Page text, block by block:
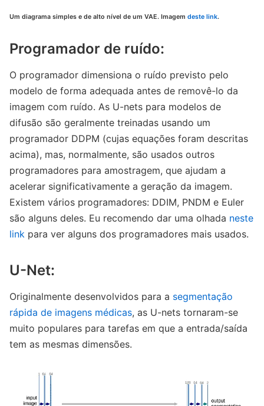
Um diagrama simples e de alto nível de um VAE. Imagem deste link.
Programador de ruído:
O programador dimensiona o ruído previsto pelo
modelo de forma adequada antes de removê-lo da
imagem com ruído. As U-nets para modelos de
difusão são geralmente treinadas usando um
programador DDPM (cujas equações foram descritas
acima), mas, normalmente, são usados outros
programadores ​​para amostragem, que ajudam a
acelerar significativamente a geração da imagem.
Existem vários programadores: DDIM, PNDM e Euler
são alguns deles. Eu recomendo dar uma olhada neste
link para ver alguns dos programadores mais usados.
U-Net:
Originalmente desenvolvidos para a segmentação
rápida de imagens médicas, as U-nets tornaram-se
muito populares para tarefas em que a entrada/saída
tem as mesmas dimensões.